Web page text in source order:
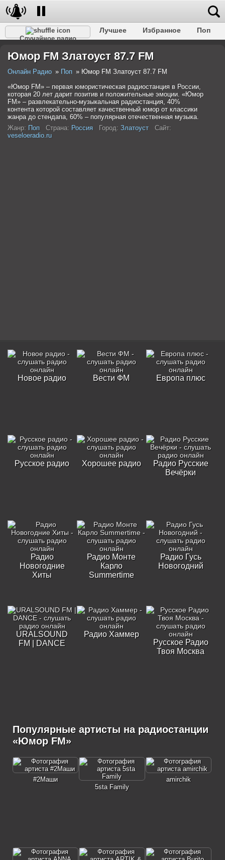
Случайное радио
Лучшее Избранное
Поп
Разговорное
Рэп Транс Дип-хаус
Юмор FM Златоуст 87.7 FM
Онлайн Радио Поп
Юмор FM Златоуст 87.7 FM
«Юмор FM» – первая юмористическая радиостанция в России,
которая 20 лет дарит позитив и положительные эмоции. «Юмор
FM» – развлекательно-музыкальная радиостанция, 40%
контента которой составляет качественный юмор от классики
жанра до стендапа, 60% – популярная отечественная музыка.
Жанр: Поп Страна: Россия Город: Златоуст
Сайт:
veseloeradio.ru
Новое радио Вести ФМ Европа плюс
Русское радио Хорошее радио
Радио Русские
Вечёрки
Радио
Новогодние
Хиты
Радио Монте
Карло
Summertime
Радио Гусь
Новогодний
URALSOUND
FM | DANCE
Радио Хаммер
Русское Радио
Твоя Москва
Популярные артисты на радиостанции
«Юмор FM»
#2Маши
5sta Family
amirchik